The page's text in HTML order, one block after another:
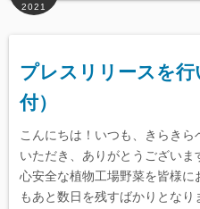
2021
プレスリリースを
付）
こんにちは！いつも、きらき
いただき、ありがとうござい
心安全な植物工場野菜を皆様
もあと数日を残すばかりとな